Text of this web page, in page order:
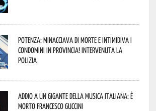
Potenza: minacciava di morte e intimidiva i
condomini in provincia! Intervenuta la
Polizia
Addio a un gigante della musica italiana: è
morto Francesco Guccini